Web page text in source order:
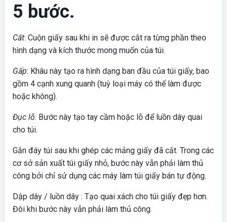
5 bước.
Cắt: Cuộn giấy sau khi in sẽ được cắt ra từng phần theo
hình dạng và kích thước mong muốn của túi.
Gấp: Khâu này tạo ra hình dạng ban đầu của túi giấy, bao
gồm 4 cạnh xung quanh (tuỳ loại máy có thể làm được
hoặc không).
Đục lỗ: Bước này tạo tay cầm hoặc lỗ để luồn dây quai
cho túi.
Gắn đáy túi sau khi ghép các mảng giấy đã cắt. Trong các
cơ sở sản xuất túi giấy nhỏ, bước này vẫn phải làm thủ
công bởi chỉ sử dụng các máy làm túi giấy bán tự động.
Dập dây / luồn dây : Tạo quai xách cho túi giấy đẹp hơn.
Đôi khi bước này vẫn phải làm thủ công.